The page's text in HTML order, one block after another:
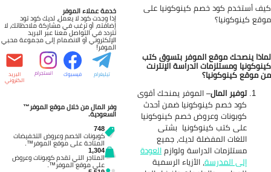
أستخدم كود خصم كينوكونيا على
كينوكونيا؟
ينصحك موقع الموفر بتسوق كتب
ومستلزمات الدراسة الإنترنت
موقع كينوكونيا؟
توفير المال– الموفر يمنحك أقوى
كود خصم كينوكونيا ضمن أحدث
كوبونات وعروض خصم كينوكونيا
على كتب كينوكونيا بشتى
اللغات المفضلة لديك، جميع
مستلزمات الدراسة ولوازمالعودة
إلى المدرسة، الأزياء الرسمية
خدمة عملاء الموفر
إذا وجدت كود لا يعمل، لديك كود تود
إضافته، أو ترغب في مشاركة ملاحظاتك، لا
تتردد في التواصل معنا عبر البريد
الإلكتروني أو الانضمام إلى مجموعة محبي
الموفر!
تيليغرام فيسبوك انستجرام البريد
الكتروني
وفر المال من خلال موقع الموفر™
السعودية.
748
كوبونات الخصم وعروض التخفيضات
المتاحة على موقع الموفر™.
1,304
المتاجر التي تقدم كوبونات وعروض
على موقع الموفر™.